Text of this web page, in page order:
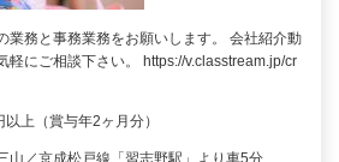
業務と事務業務をお願いします。 会社紹介動
軽にご相談下さい。 https://v.classtream.jp/cr
上（賞与年2ヶ月分）
山／京成松戸線「習志野駅」より車5分